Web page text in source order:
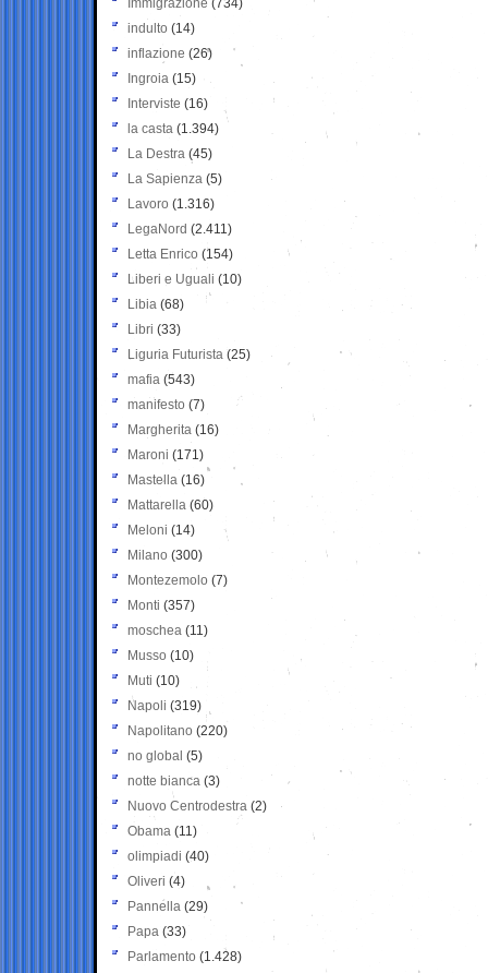
Immigrazione (734)
indulto (14)
inflazione (26)
Ingroia (15)
Interviste (16)
la casta (1.394)
La Destra (45)
La Sapienza (5)
Lavoro (1.316)
LegaNord (2.411)
Letta Enrico (154)
Liberi e Uguali (10)
Libia (68)
Libri (33)
Liguria Futurista (25)
mafia (543)
manifesto (7)
Margherita (16)
Maroni (171)
Mastella (16)
Mattarella (60)
Meloni (14)
Milano (300)
Montezemolo (7)
Monti (357)
moschea (11)
Musso (10)
Muti (10)
Napoli (319)
Napolitano (220)
no global (5)
notte bianca (3)
Nuovo Centrodestra (2)
Obama (11)
olimpiadi (40)
Oliveri (4)
Pannella (29)
Papa (33)
Parlamento (1.428)